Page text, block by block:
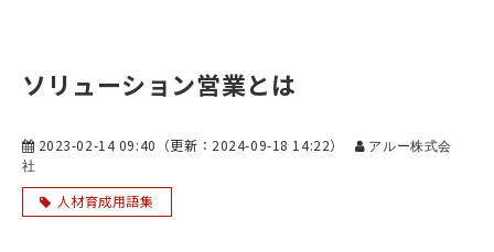
ソリューション営業とは
2023-02-14 09:40 （更新： 2024-09-18 14:22）
アルー株式会
社
人材育成用語集